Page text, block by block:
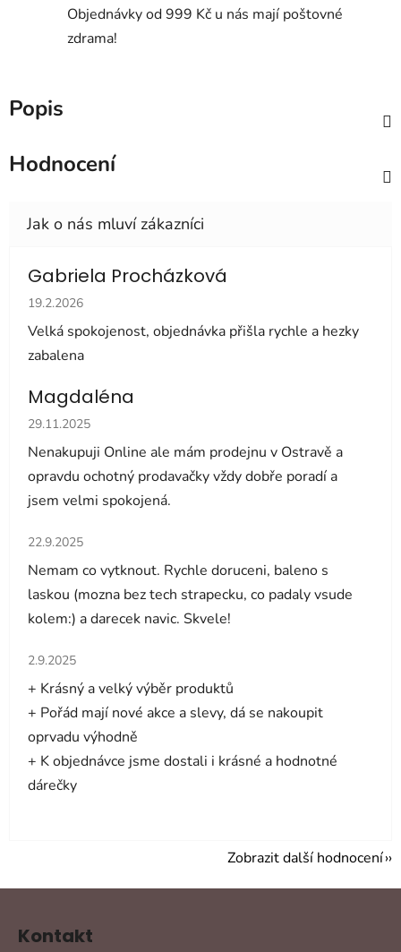
Objednávky od 999 Kč u nás mají poštovné
zdrama!
Popis
Hodnocení
Gabriela Procházková
Hodnocení obchodu je 5 z 5 hvězdiček.
19.2.2026
Velká spokojenost, objednávka přišla rychle a hezky
zabalena
Magdaléna
Hodnocení obchodu je 5 z 5 hvězdiček.
29.11.2025
Nenakupuji Online ale mám prodejnu v Ostravě a
opravdu ochotný prodavačky vždy dobře poradí a
jsem velmi spokojená.
Hodnocení obchodu je 5 z 5 hvězdiček.
22.9.2025
Nemam co vytknout. Rychle doruceni, baleno s
laskou (mozna bez tech strapecku, co padaly vsude
kolem:) a darecek navic. Skvele!
Hodnocení obchodu je 5 z 5 hvězdiček.
2.9.2025
+ Krásný a velký výběr produktů
+ Pořád mají nové akce a slevy, dá se nakoupit
oprvadu výhodně
+ K objednávce jsme dostali i krásné a hodnotné
dárečky
Zobrazit další hodnocení
Kontakt